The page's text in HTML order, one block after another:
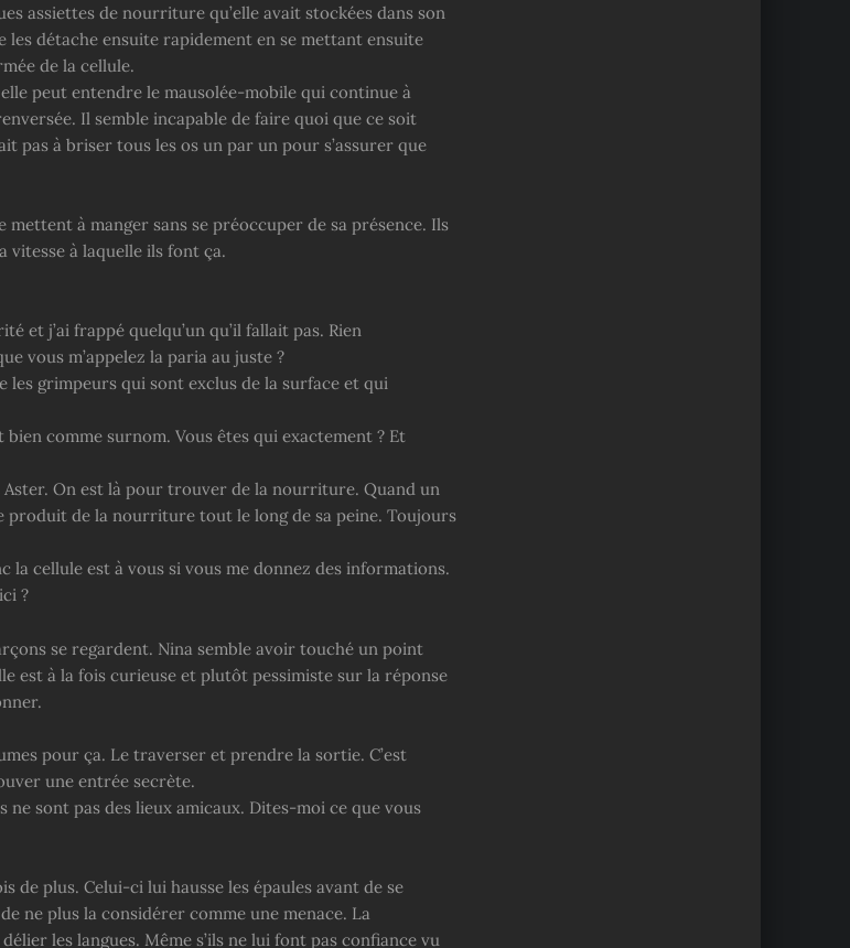
assiettes de nourriture qu’elle avait stockées dans son
les détache ensuite rapidement en se mettant ensuite
de la cellule.
peut entendre le mausolée-mobile qui continue à
Il semble incapable de faire quoi que ce soit
pas à briser tous les os un par un pour s’assurer que
mettent à manger sans se préoccuper de sa présence. Ils
vitesse à laquelle ils font ça.
et j’ai frappé quelqu’un qu’il fallait pas. Rien
vous m’appelez la paria au juste ?
les grimpeurs qui sont exclus de la surface et qui
bien comme surnom. Vous êtes qui exactement ? Et
Aster. On est là pour trouver de la nourriture. Quand un
produit de la nourriture tout le long de sa peine. Toujours
la cellule est à vous si vous me donnez des informations.
?
se regardent. Nina semble avoir touché un point
est à la fois curieuse et plutôt pessimiste sur la réponse
pour ça. Le traverser et prendre la sortie. C’est
une entrée secrète.
ne sont pas des lieux amicaux. Dites-moi ce que vous
de plus. Celui-ci lui hausse les épaules avant de se
ne plus la considérer comme une menace. La
les langues. Même s’ils ne lui font pas confiance vu